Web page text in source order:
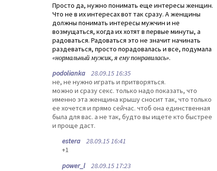
Просто да, нужно понимать еще интересы женщин.
Что не в их интересах вот так сразу. А женщины
должны понимать интересы мужчин и не
возмущаться, когда их хотят в первые минуты, а
радоваться. Радоваться это не значит начинать
раздеваться, просто порадовалась и все, подумала
«нормальный мужик, я ему понравилась».
podolianka 28.09.15 16:35
не, не нужно играть и притворяться.
можно и сразу секс. только надо показать, что
именно эта женщина крышу сносит так, что только
ее хочется и прямо сейчас. чтоб она единственная
была для вас. а не так, будто вы ищете кто быстрее
и проще даст.
estera 28.09.15 16:41
+1
power_l 28.09.15 17:23